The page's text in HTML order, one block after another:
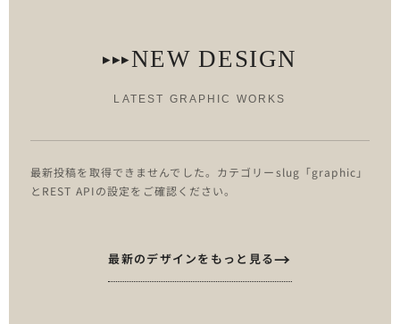
▸▸▸NEW DESIGN
LATEST GRAPHIC WORKS
最新投稿を取得できませんでした。カテゴリーslug「graphic」
とREST APIの設定をご確認ください。
最新のデザインをもっと見る